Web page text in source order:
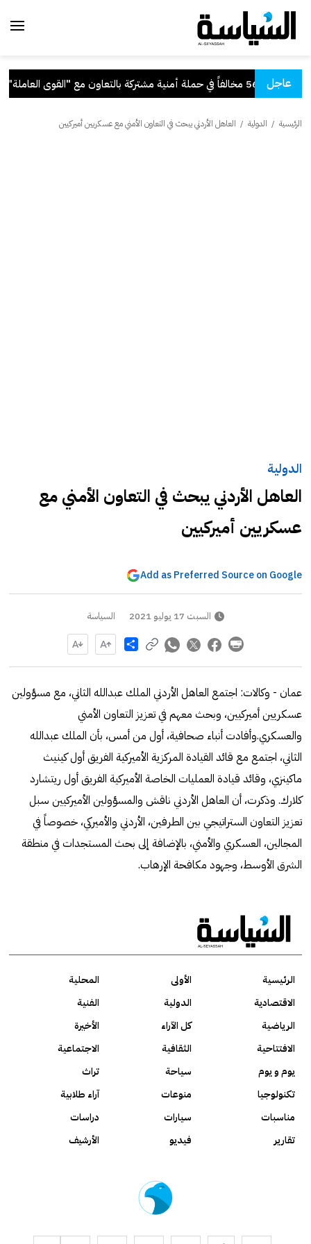
عاجل
أمنية مشتركة بالتعاون مع "القوى العاملة"
الرئيسية / الدولية / العاهل الأردني يبحث في التعاون الأمني مع عسكريين أميركيين
الدولية
العاهل الأردني يبحث في التعاون الأمني مع
عسكريين أميركيين
Add as Preferred Source on Google
السبت 17 يوليو 2021 السياسة
Share
عمان - وكالات: اجتمع العاهل الأردني الملك عبدالله الثاني، مع مسؤولين
عسكريين أميركيين، وبحث معهم في تعزيز التعاون الأمني
والعسكري.وأفادت أنباء صحافية، أول من أمس، بأن الملك عبدالله
الثاني، اجتمع مع قائد القيادة المركزية الأميركية الفريق أول كينيث
ماكينزي، وقائد قيادة العمليات الخاصة الأميركية الفريق أول ريتشارد
كلارك. وذكرت، أن العاهل الأردني ناقش والمسؤولين الأميركيين سبل
تعزيز التعاون الستراتيجي بين الطرفين، الأردني والأميركي، خصوصاً في
المجالين، العسكري والأمني، بالإضافة إلى بحث المستجدات في منطقة
الشرق الأوسط، وجهود مكافحة الإرهاب.
الرئيسية الأولى
المحلية
الاقتصادية
الدولية
الفنية
الرياضية
كل الآراء
الأخيرة
الافتتاحية
الثقافية
الاجتماعية
يوم و يوم
سياحة
تراث
تكنولوجيا
منوعات
آراء طلابية
مناسبات
سيارات
دراسات
تقارير
فيديو الأرشيف